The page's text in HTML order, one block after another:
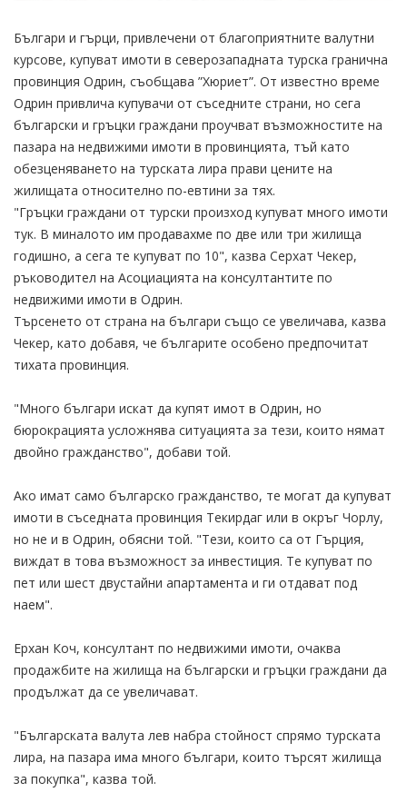
Българи и гърци, привлечени от благоприятните валутни
курсове, купуват имоти в северозападната турска гранична
провинция Одрин, съобщава ”Хюриет”. От известно време
Одрин привлича купувачи от съседните страни, но сега
български и гръцки граждани проучват възможностите на
пазара на недвижими имоти в провинцията, тъй като
обезценяването на турската лира прави цените на
жилищата относително по-евтини за тях.
"Гръцки граждани от турски произход купуват много имоти
тук. В миналото им продавахме по две или три жилища
годишно, а сега те купуват по 10", казва Серхат Чекер,
ръководител на Асоциацията на консултантите по
недвижими имоти в Одрин.
Търсенето от страна на българи също се увеличава, казва
Чекер, като добавя, че българите особено предпочитат
тихата провинция.
"Много българи искат да купят имот в Одрин, но
бюрокрацията усложнява ситуацията за тези, които нямат
двойно гражданство", добави той.
Ако имат само българско гражданство, те могат да купуват
имоти в съседната провинция Текирдаг или в окръг Чорлу,
но не и в Одрин, обясни той. "Тези, които са от Гърция,
виждат в това възможност за инвестиция. Те купуват по
пет или шест двустайни апартамента и ги отдават под
наем".
Ерхан Коч, консултант по недвижими имоти, очаква
продажбите на жилища на български и гръцки граждани да
продължат да се увеличават.
"Българската валута лев набра стойност спрямо турската
лира, на пазара има много българи, които търсят жилища
за покупка", казва той.